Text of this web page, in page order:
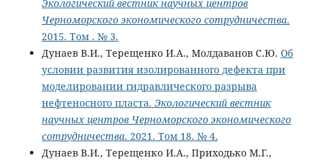
Экологический вестник научных центров
Черноморского экономического сотрудничества.
2015. Том . № 3.
Дунаев В.И., Терещенко И.А., Молдаванов С.Ю. Об
условии развития изолированного дефекта при
моделировании гидравлического разрыва
нефтеносного пласта. Экологический вестник
научных центров Черноморского экономического
сотрудничества. 2021. Том 18. № 4.
Дунаев В.И., Терещенко И.А., Приходько М.Г.,